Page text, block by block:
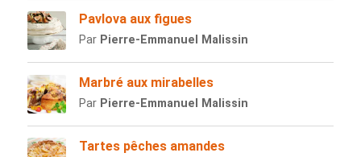
Pavlova aux figues
Par Pierre-Emmanuel Malissin
Marbré aux mirabelles
Par Pierre-Emmanuel Malissin
Tartes pêches amandes